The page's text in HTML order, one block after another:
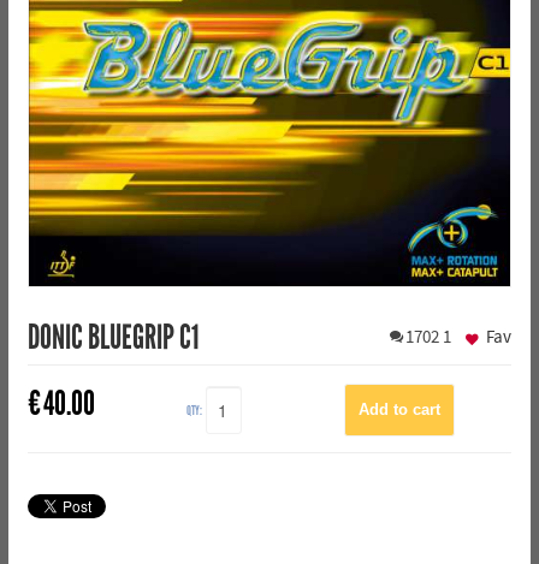
DONIC BLUEGRIP C1 1702 1
€40.00 QTY:
Fav